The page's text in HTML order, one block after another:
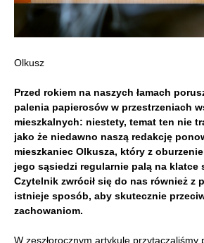
Olkusz
Przed rokiem na naszych łamach
palenia papierosów w przestrzeniach
mieszkalnych: niestety, temat ten nie
jako że niedawno naszą redakcję
mieszkaniec Olkusza, który z
jego sąsiedzi regularnie palą na klatce
Czytelnik zwrócił się do nas również z
istnieje sposób, aby skutecznie
zachowaniom.
W zeszłorocznym artykule przytaczaliśmy